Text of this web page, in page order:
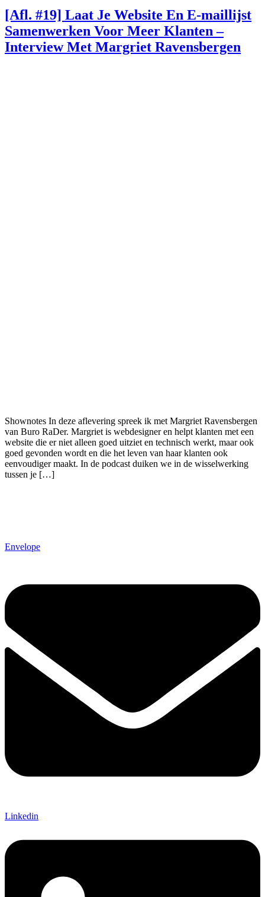
[Afl. #19] Laat Je Website En E-maillijst
Samenwerken Voor Meer Klanten –
Interview Met Margriet Ravensbergen
Shownotes In deze aflevering spreek ik met Margriet Ravensbergen
van Buro RaDer. Margriet is webdesigner en helpt klanten met een
website die er niet alleen goed uitziet en technisch werkt, maar ook
goed gevonden wordt en die het leven van haar klanten ook
eenvoudiger maakt. In de podcast duiken we in de wisselwerking
tussen je […]
Envelope
Linkedin